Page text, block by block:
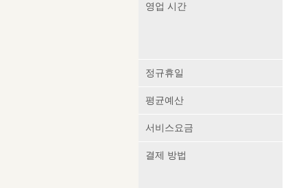
영업 시간
정규휴일
평균예산
서비스요금
결제 방법